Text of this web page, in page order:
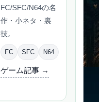
FC/SFC/N64の名
作・小ネタ・裏
技。
FC SFC N64
ゲーム記事 →